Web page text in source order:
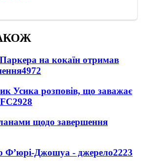
на кокаїн отримав
4972
Усика розповів, що заважає
2928
щодо завершення
Ф’юрі-Джошуа - джерело2223